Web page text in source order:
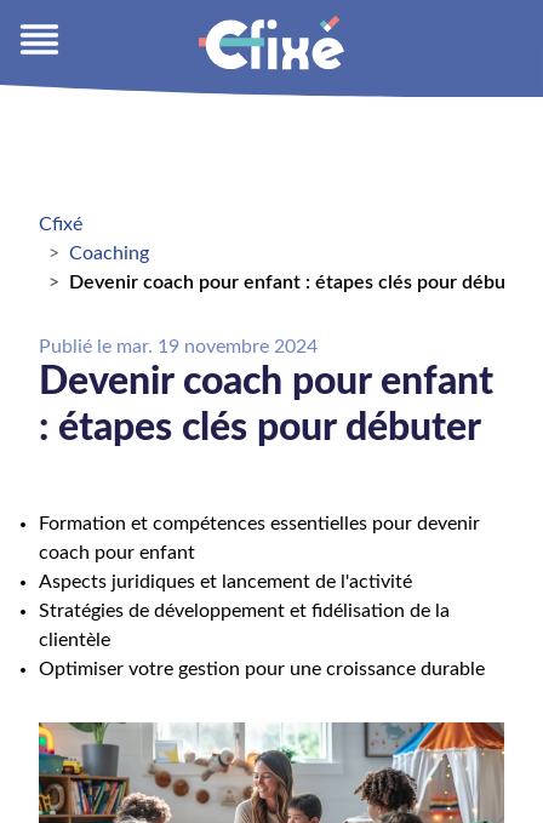
Cfixé
Coaching
Devenir coach pour enfant : étapes clés pour débuter
Publié le mar. 19 novembre 2024
Devenir coach pour enfant
: étapes clés pour débuter
Formation et compétences essentielles pour devenir
coach pour enfant
Aspects juridiques et lancement de l'activité
Stratégies de développement et fidélisation de la
clientèle
Optimiser votre gestion pour une croissance durable